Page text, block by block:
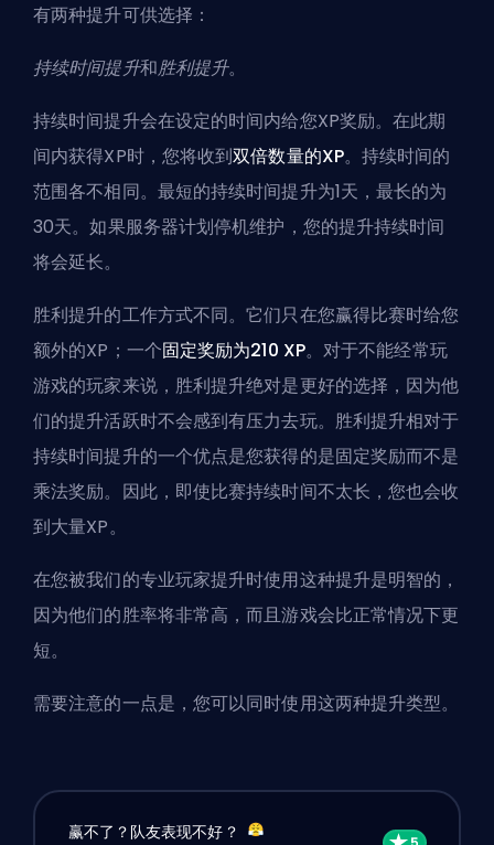
有两种提升可供选择：
持续时间提升和胜利提升。
持续时间提升会在设定的时间内给您XP奖励。在此期
间内获得XP时，您将收到双倍数量的XP。持续时间的
范围各不相同。最短的持续时间提升为1天，最长的为
30天。如果服务器计划停机维护，您的提升持续时间
将会延长。
胜利提升的工作方式不同。它们只在您赢得比赛时给您
额外的XP；一个固定奖励为210 XP。对于不能经常玩
游戏的玩家来说，胜利提升绝对是更好的选择，因为他
们的提升活跃时不会感到有压力去玩。胜利提升相对于
持续时间提升的一个优点是您获得的是固定奖励而不是
乘法奖励。因此，即使比赛持续时间不太长，您也会收
到大量XP。
在您被我们的专业玩家提升时使用这种提升是明智的，
因为他们的胜率将非常高，而且游戏会比正常情况下更
短。
需要注意的一点是，您可以同时使用这两种提升类型。
赢不了？队友表现不好？